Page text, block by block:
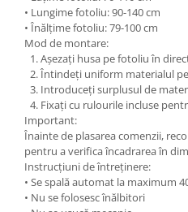
• Lungime fotoliu: 90-140 cm
• Înălțime fotoliu: 79-100 cm
Mod de montare:
Așezați husa pe fotoliu în
Întindeți uniform materialul
Introduceți surplusul de
Fixați cu rulourile incluse
Important:
Înainte de plasarea comenzii,
pentru a verifica încadrarea în
Instrucțiuni de întreținere:
• Se spală automat la maximum
• Nu se folosesc înălbitori